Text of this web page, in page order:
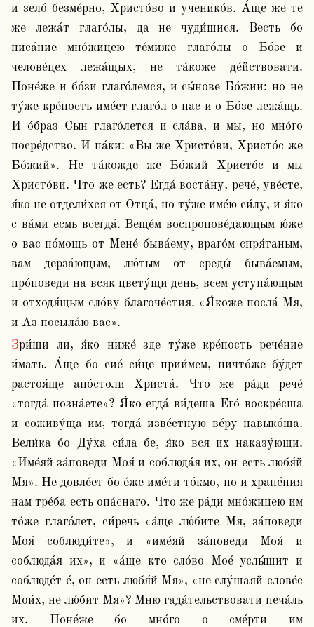
и зело́ безме́рно, Христо́во и ученико́в. А́ще же те
же лежа́т глаго́лы, да не чуди́шися. Весть бо
писа́ние мно́жицею те́миже глаго́лы о Бо́зе и
челове́цех лежа́щых, не та́коже де́йствовати.
Поне́же и бо́зи глаго́лемся, и сы́нове Бо́жии: но не
ту́же кре́пость име́ет глаго́л о нас и о Бо́зе лежа́щь.
И о́браз Сын глаго́лется и сла́ва, и мы, но мно́го
посре́дство. И па́ки: «Вы же Христо́ви, Христо́с же
Бо́жий». Не та́кожде же Бо́жий Христо́с и мы
Христо́ви. Что же есть? Егда́ воста́ну, рече́, уве́сте,
я́ко не отдели́хся от Отца́, но ту́же име́ю си́лу, и я́ко
с ва́ми есмь всегда́. Веще́м воспропове́дающым ю́же
о вас по́мощь от Мене́ быва́ему, враго́м спря́таным,
вам дерза́ющым, лю́тым от среды́ быва́емым,
про́поведи на всяк цвету́щи день, всем уступа́ющым
и отходя́щым сло́ву благоче́стия. «Я́коже посла́ Мя,
и Аз посыла́ю вас».
Зри́ши ли, я́ко ниже́ зде ту́же кре́пость рече́ние
и́мать. А́ще бо сие́ си́це прии́мем, ничто́же бу́дет
растоя́ще апо́столи Христа́. Что же ра́ди рече́
«тогда́ позна́ете»? Я́ко егда́ ви́деша Его́ воскре́сша
и соживу́ща им, тогда́ изве́стную ве́ру навыко́ша.
Вели́ка бо Ду́ха си́ла бе, я́ко вся их наказу́ющи.
«Име́яй за́поведи Моя́ и соблюда́я их, он есть любя́й
Мя». Не довле́ет бо е́же име́ти то́кмо, но и хране́ния
нам тре́ба есть опа́снаго. Что же ра́ди мно́жицею им
то́же глаго́лет, си́речь «а́ще лю́бите Мя, за́поведи
Моя́ соблюди́те», и «име́яй за́поведи Моя́ и
соблюда́я их», и «а́ще кто сло́во Мое́ услы́шит и
соблюде́т е́, он есть любя́й Мя», «не слу́шаяй слове́с
Мои́х, не лю́бит Мя»? Мню гада́тельствовати печа́ль
их. Поне́же бо мно́го о сме́рти им